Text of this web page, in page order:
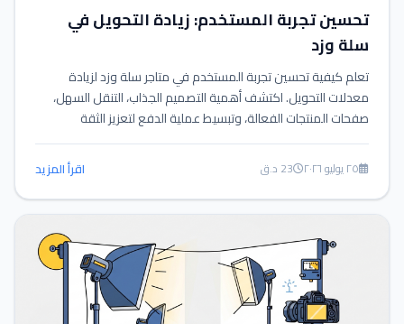
تحسين تجربة المستخدم: زيادة التحويل في
سلة وزد
تعلم كيفية تحسين تجربة المستخدم في متاجر سلة وزد لزيادة
معدلات التحويل. اكتشف أهمية التصميم الجذاب، التنقل السهل،
صفحات المنتجات الفعالة، وتبسيط عملية الدفع لتعزيز الثقة
والمبيعات.
٢٥ يوليو ٢٠٢٦ 23 د.ق اقرأ المزيد